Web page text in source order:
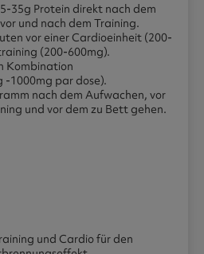
35g Protein direkt nach dem
und nach dem Training.
vor einer Cardioeinheit (200-
(200-600mg).
Kombination
-1000mg par dose).
nach dem Aufwachen, vor
und vor dem zu Bett gehen.
und Cardio für den